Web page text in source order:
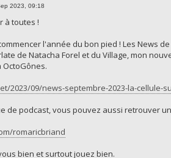
2023, 09:18
à toutes !
l'année du bon pied ! Les News
de Natacha Forel et du Village, mon
2023/09/news-septembre-2023-la-cellule-
de podcast, vous pouvez aussi retrouver
romaricbriand
bien et surtout jouez bien.